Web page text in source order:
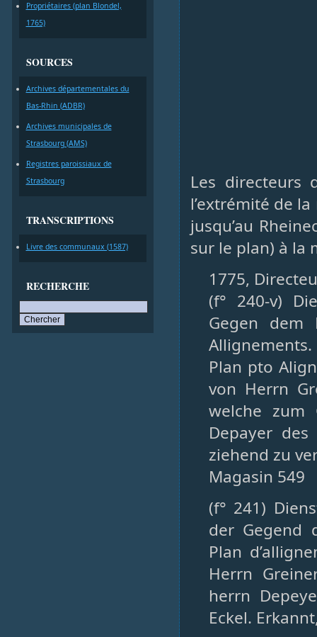
Propriétaires (plan Blondel,
1765)
SOURCES
Archives départementales du
Bas-Rhin (ADBR)
Archives municipales de
Strasbourg (AMS)
Registres paroissiaux de
Strasbourg
TRANSCRIPTIONS
Livre des communaux (1587)
RECHERCHE
Les directeurs
l’extrémité de
jusqu’au
sur le plan) à la
1775,
(f° 240-v)
Gegen dem
Plan pto
von Herrn
welche zum
Depayer
ziehend zu
Magasin 549
(f° 241)
der Gegend
Plan
Herrn
herrn
Eckel.